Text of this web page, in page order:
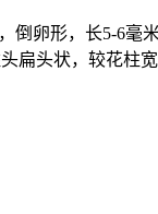
卵形，长5-6毫
扁头状，较花柱宽